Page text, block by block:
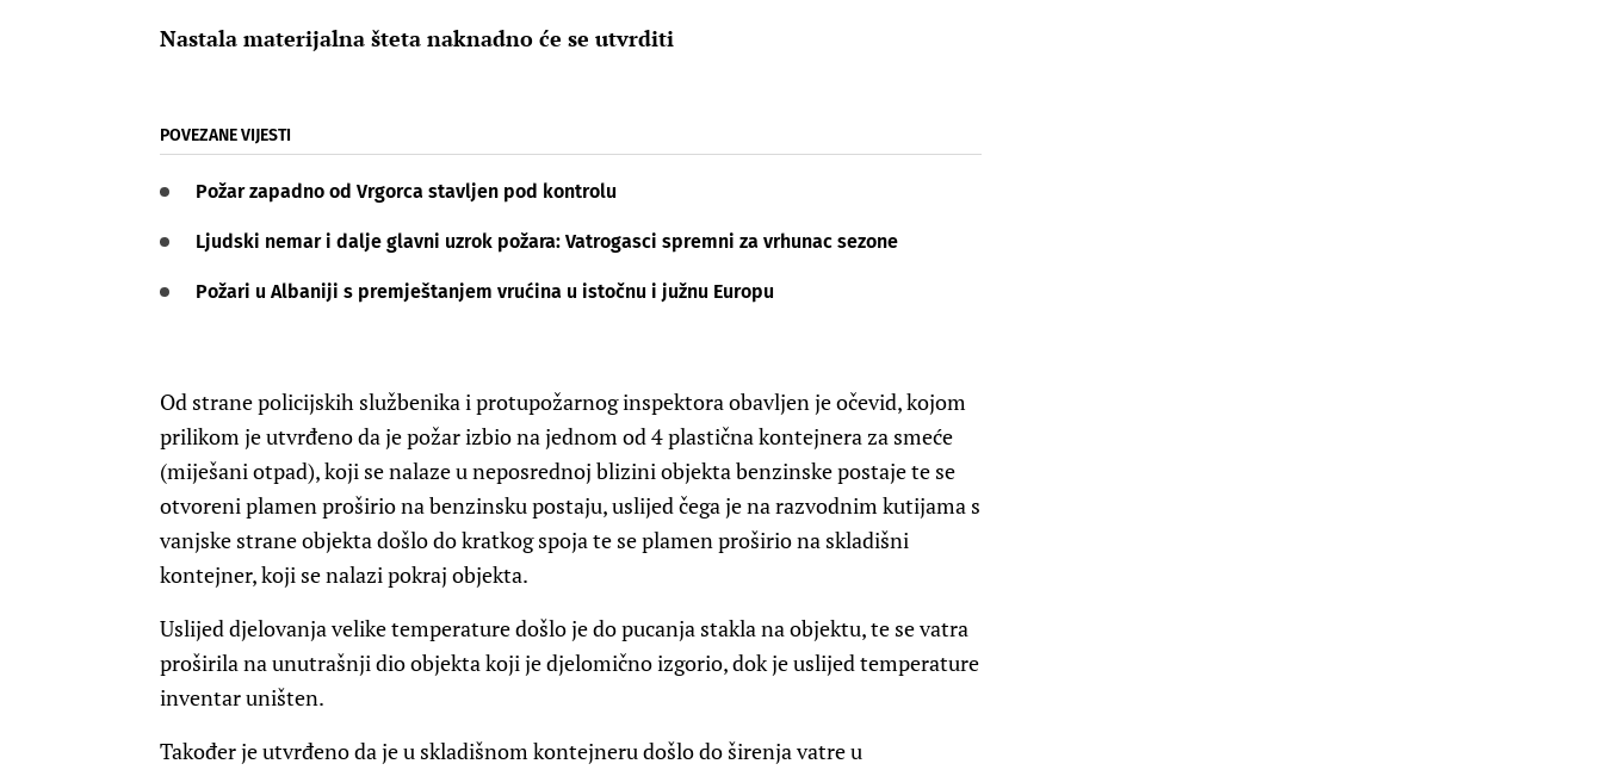
Nastala materijalna šteta naknadno će se utvrditi
POVEZANE VIJESTI
Požar zapadno od Vrgorca stavljen pod kontrolu
Ljudski nemar i dalje glavni uzrok požara: Vatrogasci spremni za vrhunac sezone
Požari u Albaniji s premještanjem vrućina u istočnu i južnu Europu
Od strane policijskih službenika i protupožarnog inspektora obavljen je očevid, kojom
prilikom je utvrđeno da je požar izbio na jednom od 4 plastična kontejnera za smeće
(miješani otpad), koji se nalaze u neposrednoj blizini objekta benzinske postaje te se
otvoreni plamen proširio na benzinsku postaju, uslijed čega je na razvodnim kutijama s
vanjske strane objekta došlo do kratkog spoja te se plamen proširio na skladišni
kontejner, koji se nalazi pokraj objekta.
Uslijed djelovanja velike temperature došlo je do pucanja stakla na objektu, te se vatra
proširila na unutrašnji dio objekta koji je djelomično izgorio, dok je uslijed temperature
inventar uništen.
Također je utvrđeno da je u skladišnom kontejneru došlo do širenja vatre u